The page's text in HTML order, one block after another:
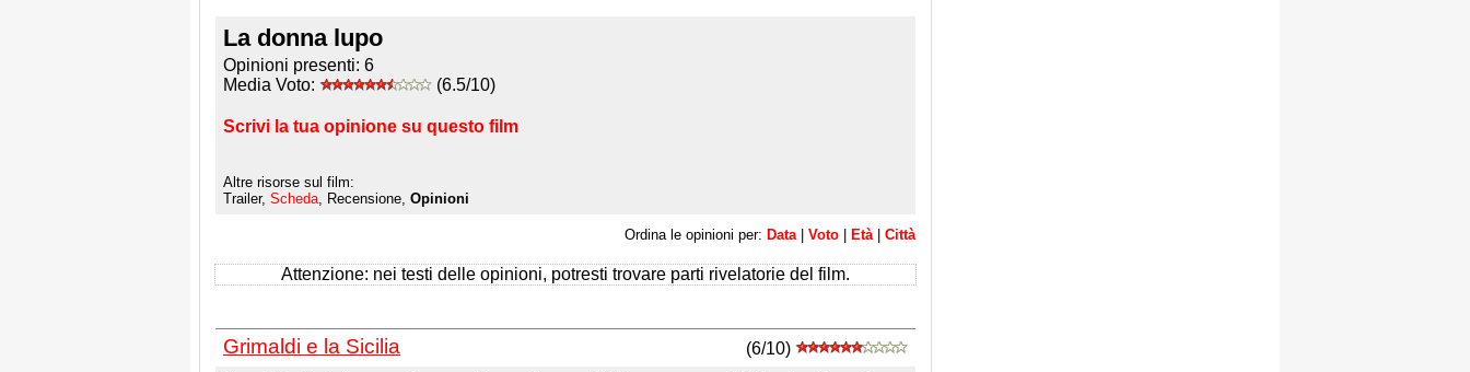
La donna lupo
Opinioni presenti: 6
Media Voto:
(6.5/10)
Scrivi la tua opinione su questo film
Altre risorse sul film:
Trailer, Scheda , Recensione, Opinioni
Ordina le opinioni per: Data Voto Età Città
Attenzione: nei testi delle opinioni, potresti trovare parti rivelatorie del film.
Grimaldi e la Sicilia
(6/10)